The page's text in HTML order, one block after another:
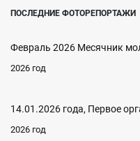
ПОСЛЕДНИЕ ФОТОРЕПОРТАЖИ
Февраль 2026 Месячник
2026 год
14.01.2026 года, Первое
2026 год